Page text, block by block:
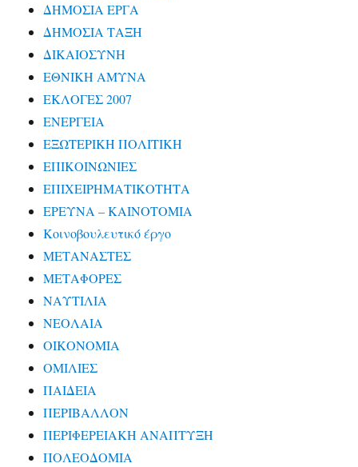
ΔΗΜΟΣΙΑ ΕΡΓΑ
ΔΗΜΟΣΙΑ ΤΑΞΗ
ΔΙΚΑΙΟΣΥΝΗ
ΕΘΝΙΚΗ ΑΜΥΝΑ
ΕΚΛΟΓΕΣ 2007
ΕΝΕΡΓΕΙΑ
ΕΞΩΤΕΡΙΚΗ ΠΟΛΙΤΙΚΗ
ΕΠΙΚΟΙΝΩΝΙΕΣ
ΕΠΙΧΕΙΡΗΜΑΤΙΚΟΤΗΤΑ
ΕΡΕΥΝΑ – ΚΑΙΝΟΤΟΜΙΑ
Κοινοβουλευτικό έργο
ΜΕΤΑΝΑΣΤΕΣ
ΜΕΤΑΦΟΡΕΣ
ΝΑΥΤΙΛΙΑ
ΝΕΟΛΑΙΑ
ΟΙΚΟΝΟΜΙΑ
ΟΜΙΛΙΕΣ
ΠΑΙΔΕΙΑ
ΠΕΡΙΒΑΛΛΟΝ
ΠΕΡΙΦΕΡΕΙΑΚΗ ΑΝΑΠΤΥΞΗ
ΠΟΛΕΟΔΟΜΙΑ